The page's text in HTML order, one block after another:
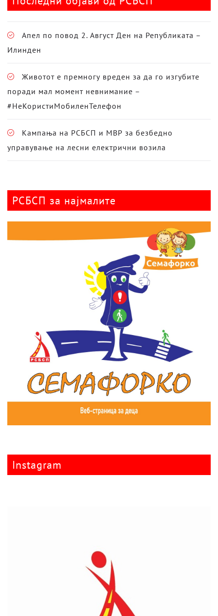
Апел по повод 2. Август Ден на Републиката –
Илинден
Животот е премногу вреден за да го изгубите
поради мал момент невнимание –
#НеКористиМобиленТелефон
Кампања на РСБСП и МВР за безбедно
управување на лесни електрични возила
РСБСП за најмалите
Instagram